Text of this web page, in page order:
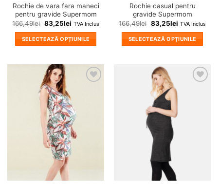
Rochie de vara fara maneci
pentru gravide Supermom
166,49lei 83,25lei TVA Inclus
SELECTEAZĂ OPȚIUNILE
are
mai
multe
variații.
Opțiunile
pot
fi
alese
în
pagina
produsului.
Rochie casual pentru
gravide Supermom
166,49lei 83,25lei TVA Inclus
SELECTEAZĂ OPȚIUNILE
are
mai
multe
variații.
Opțiunile
pot
alese
pagina
produsului.